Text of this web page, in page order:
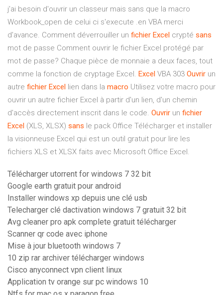
j'ai besoin d'ouvrir un classeur mais sans que la macro
Workbook_open de celui ci s'execute .en VBA merci
d'avance. Comment déverrouiller un fichier Excel crypté sans
mot de passe Comment ouvrir le fichier Excel protégé par
mot de passe? Chaque pièce de monnaie a deux faces, tout
comme la fonction de cryptage Excel. Excel VBA 303 Ouvrir un
autre fichier Excel lien dans la macro Utilisez votre macro pour
ouvrir un autre fichier Excel à partir d'un lien, d'un chemin
d'accès directement inscrit dans le code. Ouvrir un fichier
Excel (XLS, XLSX) sans le pack Office Télécharger et installer
la visionneuse Excel qui est un outil gratuit pour lire les
fichiers XLS et XLSX faits avec Microsoft Office Excel.
Télécharger utorrent for windows 7 32 bit
Google earth gratuit pour android
Installer windows xp depuis une clé usb
Telecharger clé dactivation windows 7 gratuit 32 bit
Avg cleaner pro apk complete gratuit télécharger
Scanner qr code avec iphone
Mise à jour bluetooth windows 7
10 zip rar archiver télécharger windows
Cisco anyconnect vpn client linux
Application tv orange sur pc windows 10